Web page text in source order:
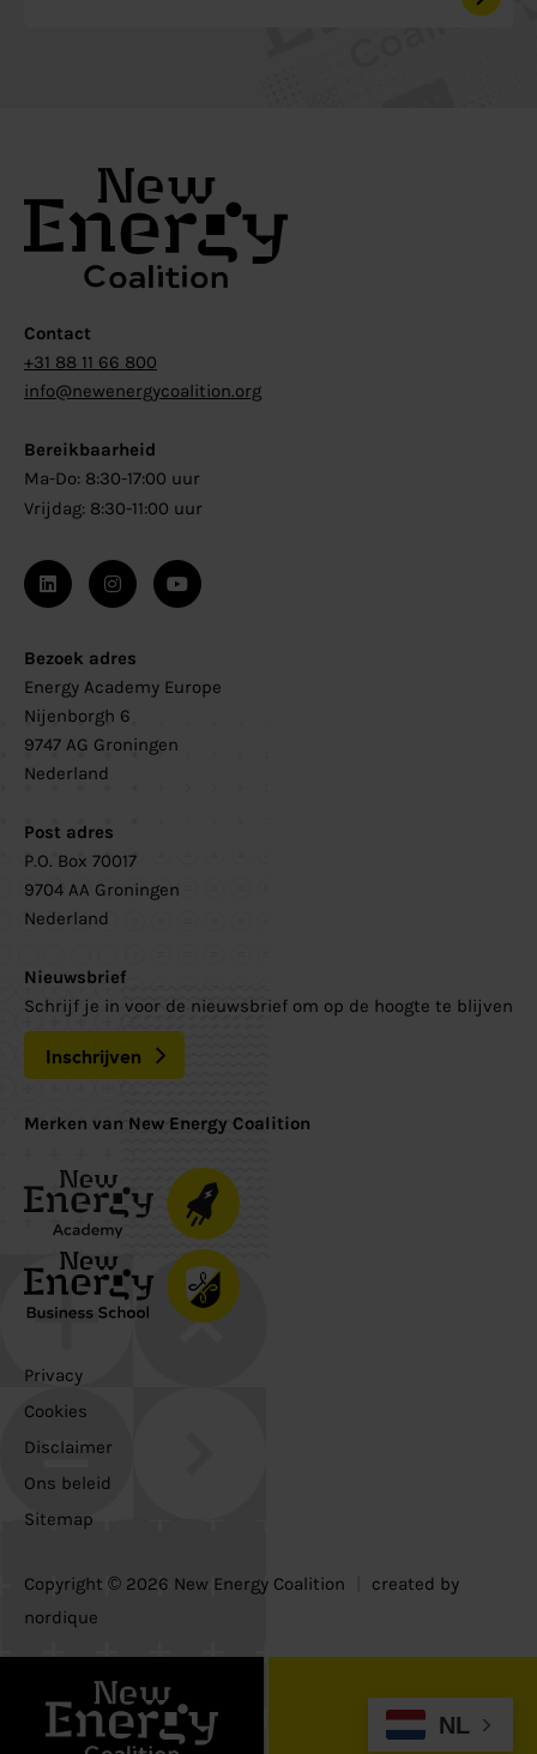
Contact
+31 88 11 66 800
info@newenergycoalition.org
Bereikbaarheid
Ma-Do: 8:30-17:00 uur
Vrijdag: 8:30-11:00 uur
Bezoek adres
Energy Academy Europe
Nijenborgh 6
9747 AG Groningen
Nederland
Post adres
P.O. Box 70017
9704 AA Groningen
Nederland
Nieuwsbrief
Schrijf je in voor de nieuwsbrief om op de hoogte te blijven
Inschrijven
Merken van New Energy Coalition
Copyright © 2026 New Energy Coalition
created by
nordique
Privacy
Cookies
Disclaimer
Ons beleid
Sitemap
NL